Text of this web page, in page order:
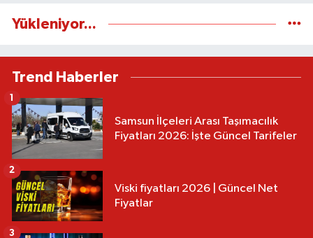
Yükleniyor...
Trend Haberler
Samsun İlçeleri Arası Taşımacılık
Fiyatları 2026: İşte Güncel Tarifeler
1
Viski fiyatları 2026 | Güncel Net
Fiyatlar
2
3